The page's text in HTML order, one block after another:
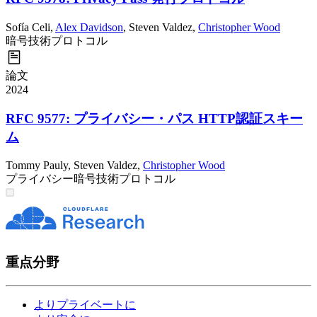
Sofía Celi, Alex Davidson, Steven Valdez, Christopher Wood
暗号技術プロトコル
論文
2024
RFC 9577: プライバシー・パス HTTP認証スキー
ム
Tommy Pauly, Steven Valdez, Christopher Wood
プライバシー暗号技術プロトコル
重点分野
よりプライベートに